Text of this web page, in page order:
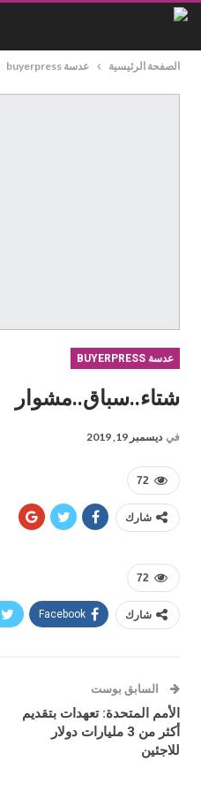
الصفحة الرئيسية عدسة buyerpress
عدسة BUYERPRESS
شتاء..سباق..مشوار
في ديسمبر 19, 2019
72
شارك
72
شارك Facebook
السابق بوست
الأمم المتحدة: تعهدات بتقديم
أكثر من 3 مليارات دولار
للاجئين